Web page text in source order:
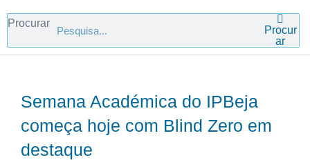
Menu
Procurar
Procur
ar
Semana Académica do IPBeja
começa hoje com Blind Zero em
destaque